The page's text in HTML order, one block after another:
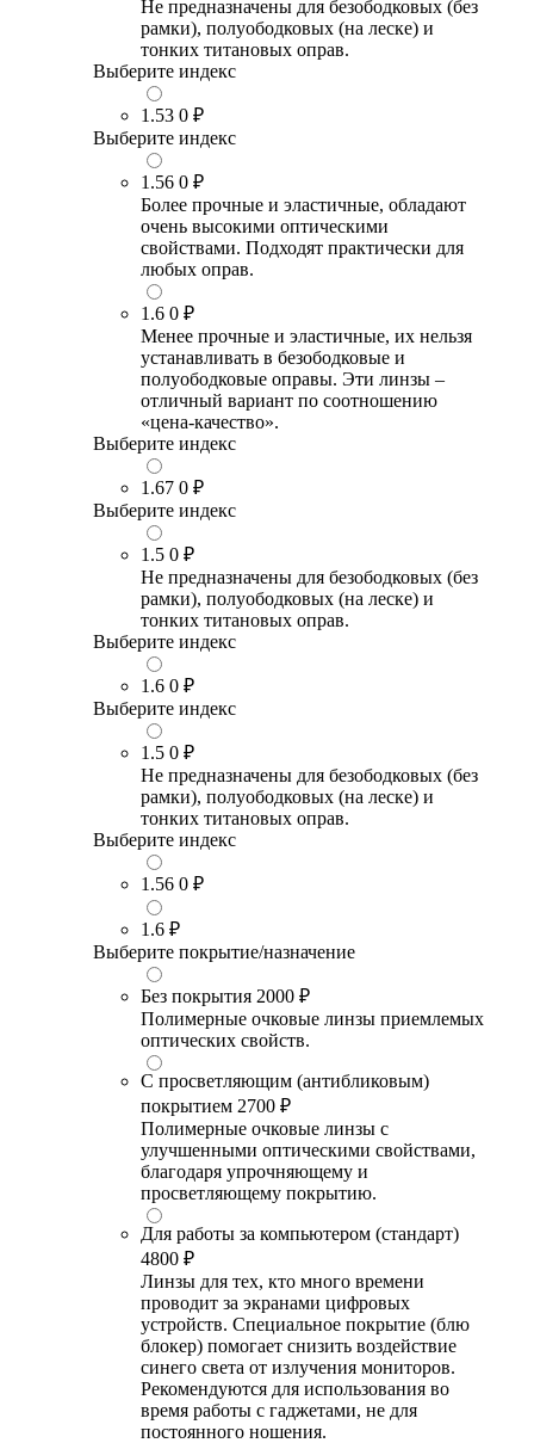
Не предназначены для безободковых (без
рамки), полуободковых (на леске) и
тонких титановых оправ.
Выберите индекс
1.53 0 ₽
Выберите индекс
1.56 0 ₽
Более прочные и эластичные, обладают
очень высокими оптическими
свойствами. Подходят практически для
любых оправ.
1.6 0 ₽
Менее прочные и эластичные, их нельзя
устанавливать в безободковые и
полуободковые оправы. Эти линзы –
отличный вариант по соотношению
«цена-качество».
Выберите индекс
1.67 0 ₽
Выберите индекс
1.5 0 ₽
Не предназначены для безободковых (без
рамки), полуободковых (на леске) и
тонких титановых оправ.
Выберите индекс
1.6 0 ₽
Выберите индекс
1.5 0 ₽
Не предназначены для безободковых (без
рамки), полуободковых (на леске) и
тонких титановых оправ.
Выберите индекс
1.56 0 ₽
1.6 ₽
Выберите покрытие/назначение
Без покрытия 2000 ₽
Полимерные очковые линзы приемлемых
оптических свойств.
С просветляющим (антибликовым)
покрытием 2700 ₽
Полимерные очковые линзы с
улучшенными оптическими свойствами,
благодаря упрочняющему и
просветляющему покрытию.
Для работы за компьютером (стандарт)
4800 ₽
Линзы для тех, кто много времени
проводит за экранами цифровых
устройств. Специальное покрытие (блю
блокер) помогает снизить воздействие
синего света от излучения мониторов.
Рекомендуются для использования во
время работы с гаджетами, не для
постоянного ношения.